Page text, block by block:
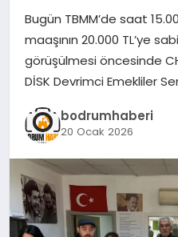
MAGAZIN
SPOR
Bugün TBMM’de saat
maaşının 20.000 TL’ye
görüşülmesi öncesinde
DİSK Devrimci Emekliler
bodrumhaberi
20 Ocak 2026